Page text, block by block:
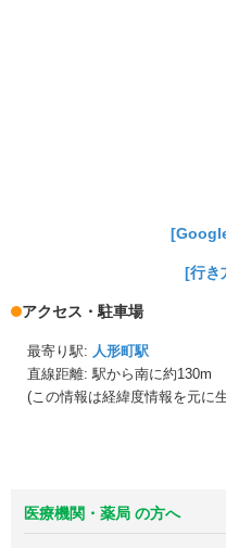
[行き
アクセス・駐車場
最寄り駅: 人形町駅
直線距離: 駅から南に約130m
(この情報は経緯度情報を元に
医療機関・薬局 の方へ